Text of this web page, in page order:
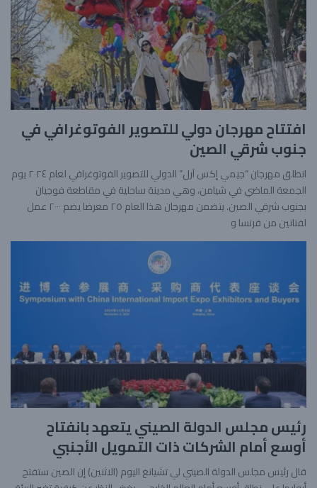
افتتاح مهرجان دولي للتصوير الفوتوغرافي في
جنوب شرقي الصين
انطلق مهرجان “جيمي إكس آرل” الدولي للتصوير الفوتوغرافي لعام ٢٠٢٤ يوم
الجمعة الماضي في شيامن، وهي مدينة ساحلية في مقاطعة فوجيان
بجنوب شرقي الصين. يتضمن مهرجان هذا العام ٢٥ معرضا يضم ٢٠٠٠ عمل
لفنانين من فرنسا و
رئيس مجلس الدولة الصيني يتعهد بانفتاح
أوسع أمام الشركات ذات التمويل الأجنبي
قال رئيس مجلس الدولة الصيني لي تشيانغ اليوم (الاثنين) إن الصين ستفتح